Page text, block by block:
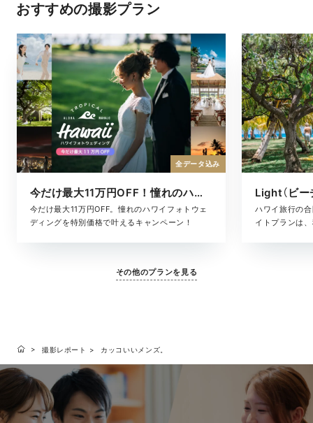
おすすめの撮影プラン
今だけ最大11万円OFF！憧れのハワイフォト
今だけ最大11万円OFF。憧れのハワイフォトウェ
ディングを特別価格で叶えるキャンペーン！
全データ込み
Light（ビー
ハワイ旅行の
イトプランは
その他のプランを見る
撮影レポート カッコいいメンズ。